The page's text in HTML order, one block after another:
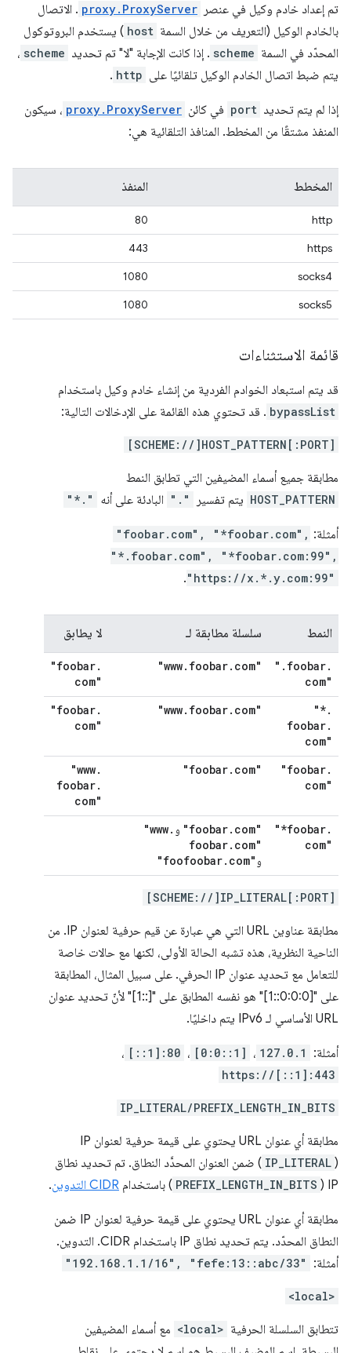
تم إعداد خادم وكيل في عنصر proxy.ProxyServer . الاتصال
بالخادم الوكيل (التعريف من خلال السمة host ) يستخدم البروتوكول
المحدّد في السمة scheme . إذا كانت الإجابة "لا" تم تحديد scheme ،
يتم ضبط اتصال الخادم الوكيل تلقائيًا على http
.
إذا لم يتم تحديد port في كائن proxy.ProxyServer ، سيكون
المنفذ مشتقًا من المخطط. المنافذ التلقائية هي:
المخطط المنفذ
http
80
https
443
socks4
1080
socks5
1080
قائمة الاستثناءات
قد يتم استبعاد الخوادم الفردية من إنشاء خادم وكيل باستخدام
bypassList . قد تحتوي هذه القائمة على الإدخالات التالية:
[SCHEME://]HOST_PATTERN[:PORT]
مطابقة جميع أسماء المضيفين التي تطابق النمط
HOST_PATTERN يتم تفسير "." البادئة على أنه "*."
أمثلة: "foobar.com", "*foobar.com",
"*.foobar.com", "*foobar.com:99",
"https://x.*.y.com:99"
.
النمط سلسلة مطابقة لـ لا يطابق
" . foobar.
com"
"www. foobar. com"
"foobar.
com"
"*.
foobar.
com"
"www. foobar. com"
"foobar.
com"
"foobar.
com"
"foobar. com"
"www.
foobar.
com"
"*foobar.
com"
"foobar. com" و "www.
foobar. com"
و "foofoobar. com"
[SCHEME://]IP_LITERAL[:PORT]
مطابقة عناوين URL التي هي عبارة عن قيم حرفية لعنوان IP. من
الناحية النظرية، هذه تشبه الحالة الأولى، لكنها مع حالات خاصة
للتعامل مع تحديد عنوان IP الحرفي. على سبيل المثال، المطابقة
على "[0:0:0::1]" هو نفسه المطابق على "[::1]" لأنّ تحديد عنوان
URL الأساسي لـ IPv6 يتم داخليًا.
أمثلة: 127.0.1 ، [0:0::1] ، [::1]:80 ،
https://[::1]:443
IP_LITERAL/PREFIX_LENGTH_IN_BITS
مطابقة أي عنوان URL يحتوي على قيمة حرفية لعنوان IP
(
IP_LITERAL ) ضمن العنوان المحدَّد النطاق. تم تحديد نطاق
IP (
PREFIX_LENGTH_IN_BITS ) باستخدام CIDR التدوين .
مطابقة أي عنوان URL يحتوي على قيمة حرفية لعنوان IP ضمن
النطاق المحدّد. يتم تحديد نطاق IP باستخدام CIDR. التدوين.
أمثلة:
"192.168.1.1/16", "fefe:13::abc/33"
<local>
تتطابق السلسلة الحرفية <local> مع أسماء المضيفين